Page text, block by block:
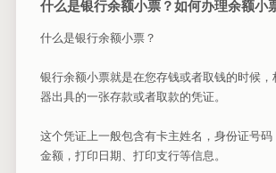
什么是银行余额小票？如何办理余额小
什么是银行余额小票？
银行余额小票就是在您存钱或者取钱的时候
器出具的一张存款或者取款的凭证。
这个凭证上一般包含有卡主姓名，身份证号码
金额，打印日期、打印支行等信息。